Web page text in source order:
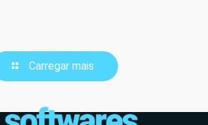
Carregar mais